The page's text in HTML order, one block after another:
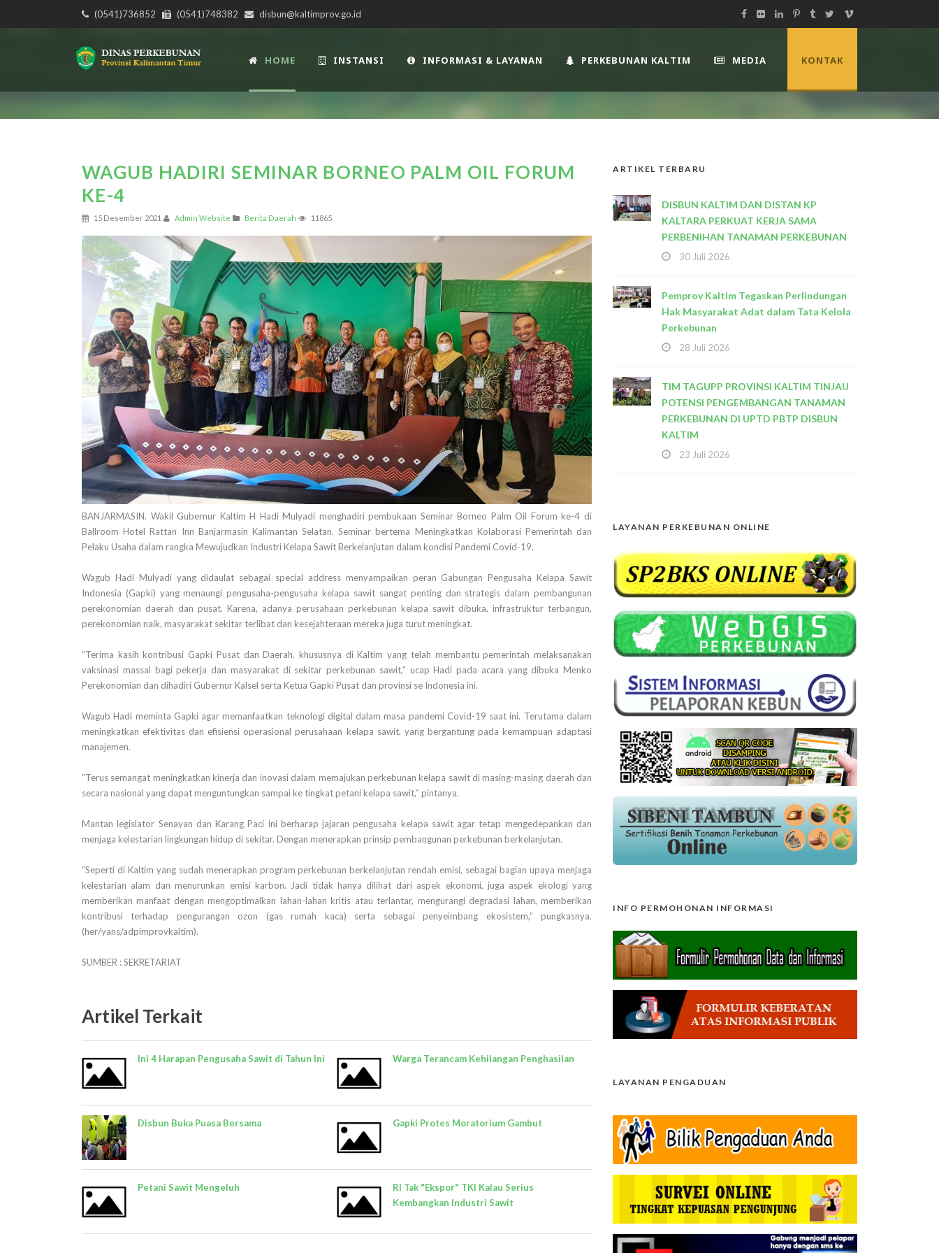
(0541)736852 (0541)748382 disbun@kaltimprov.go.id
HOME INSTANSI INFORMASI & LAYANAN PERKEBUNAN KALTIM MEDIA KONTAK
WAGUB HADIRI SEMINAR BORNEO PALM OIL FORUM
KE-4
15 Desember 2021 Admin Website Berita Daerah 11865
BANJARMASIN. Wakil Gubernur Kaltim H Hadi Mulyadi menghadiri pembukaan Seminar Borneo Palm Oil Forum ke-4 di
Ballroom Hotel Rattan Inn Banjarmasin Kalimantan Selatan. Seminar bertema Meningkatkan Kolaborasi Pemerintah dan
Pelaku Usaha dalam rangka Mewujudkan Industri Kelapa Sawit Berkelanjutan dalam kondisi Pandemi Covid-19.
Wagub Hadi Mulyadi yang didaulat sebagai special address menyampaikan peran Gabungan Pengusaha Kelapa Sawit
Indonesia (Gapki) yang menaungi pengusaha-pengusaha kelapa sawit sangat penting dan strategis dalam pembangunan
perekonomian daerah dan pusat. Karena, adanya perusahaan perkebunan kelapa sawit dibuka, infrastruktur terbangun,
perekonomian naik, masyarakat sekitar terlibat dan kesejahteraan mereka juga turut meningkat.
”Terima kasih kontribusi Gapki Pusat dan Daerah, khususnya di Kaltim yang telah membantu pemerintah melaksanakan
vaksinasi massal bagi pekerja dan masyarakat di sekitar perkebunan sawit,” ucap Hadi pada acara yang dibuka Menko
Perekonomian dan dihadiri Gubernur Kalsel serta Ketua Gapki Pusat dan provinsi se Indonesia ini.
Wagub Hadi meminta Gapki agar memanfaatkan teknologi digital dalam masa pandemi Covid-19 saat ini. Terutama dalam
meningkatkan efektivitas dan efisiensi operasional perusahaan kelapa sawit, yang bergantung pada kemampuan adaptasi
manajemen.
”Terus semangat meningkatkan kinerja dan inovasi dalam memajukan perkebunan kelapa sawit di masing-masing daerah dan
secara nasional yang dapat menguntungkan sampai ke tingkat petani kelapa sawit,” pintanya.
Mantan legislator Senayan dan Karang Paci ini berharap jajaran pengusaha kelapa sawit agar tetap mengedepankan dan
menjaga kelestarian lingkungan hidup di sekitar. Dengan menerapkan prinsip pembangunan perkebunan berkelanjutan.
”Seperti di Kaltim yang sudah menerapkan program perkebunan berkelanjutan rendah emisi, sebagai bagian upaya menjaga
kelestarian alam dan menurunkan emisi karbon. Jadi tidak hanya dilihat dari aspek ekonomi, juga aspek ekologi yang
memberikan manfaat dengan mengoptimalkan lahan-lahan kritis atau terlantar, mengurangi degradasi lahan, memberikan
kontribusi terhadap pengurangan ozon (gas rumah kaca) serta sebagai penyeimbang ekosistem,” pungkasnya.
(her/yans/adpimprovkaltim).
SUMBER : SEKRETARIAT
Artikel Terkait
Ini 4 Harapan Pengusaha Sawit di Tahun Ini
Disbun Buka Puasa Bersama
Petani Sawit Mengeluh
Warga Terancam Kehilangan Penghasilan
Gapki Protes Moratorium Gambut
RI Tak "Ekspor" TKI Kalau Serius
Kembangkan Industri Sawit
ARTIKEL TERBARU
DISBUN KALTIM DAN DISTAN KP
KALTARA PERKUAT KERJA SAMA
PERBENIHAN TANAMAN PERKEBUNAN
30 Juli 2026
Pemprov Kaltim Tegaskan Perlindungan
Hak Masyarakat Adat dalam Tata Kelola
Perkebunan
28 Juli 2026
TIM TAGUPP PROVINSI KALTIM TINJAU
POTENSI PENGEMBANGAN TANAMAN
PERKEBUNAN DI UPTD PBTP DISBUN
KALTIM
23 Juli 2026
LAYANAN PERKEBUNAN ONLINE
INFO PERMOHONAN INFORMASI
LAYANAN PENGADUAN